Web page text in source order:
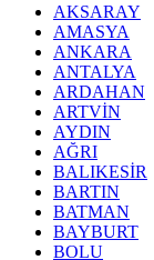
AKSARAY
AMASYA
ANKARA
ANTALYA
ARDAHAN
ARTVİN
AYDIN
AĞRI
BALIKESİR
BARTIN
BATMAN
BAYBURT
BOLU